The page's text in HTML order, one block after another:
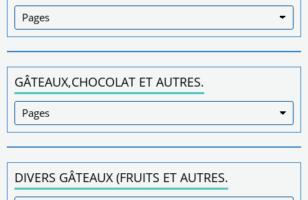
GÂTEAUX,CHOCOLAT ET AUTRES.
DIVERS GÂTEAUX (FRUITS ET AUTRES.